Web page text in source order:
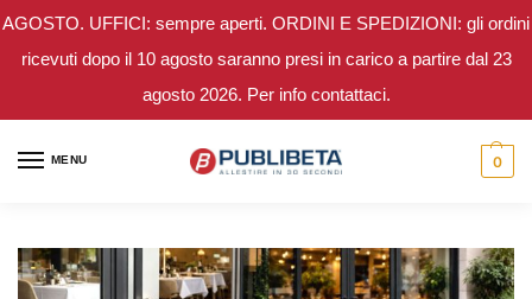
AGOSTO. UFFICI: sempre aperti. ORDINI E SPEDIZIONI: gli ordini
ricevuti dopo il 10 agosto saranno presi in carico a partire dal 23
agosto 2026. Per info contattaci.
MENU 0